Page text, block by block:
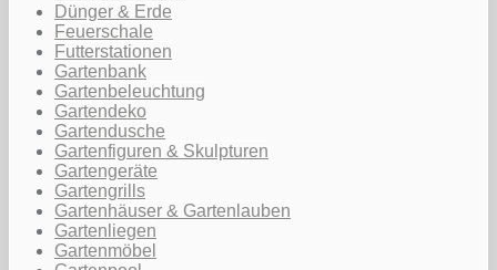
Dünger & Erde
Feuerschale
Futterstationen
Gartenbank
Gartenbeleuchtung
Gartendeko
Gartendusche
Gartenfiguren & Skulpturen
Gartengeräte
Gartengrills
Gartenhäuser & Gartenlauben
Gartenliegen
Gartenmöbel